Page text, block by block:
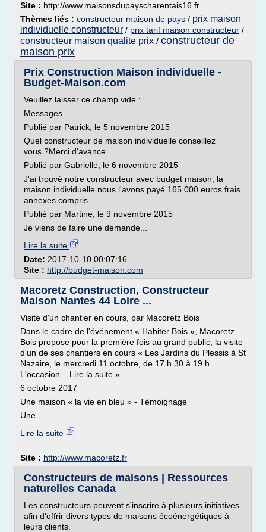
Site : http://www.maisonsdupayscharentais16.fr
Thèmes liés : constructeur maison de pays / prix maison
individuelle constructeur / prix tarif maison constructeur /
constructeur maison qualite prix / constructeur de
maison prix
Prix Construction Maison individuelle -
Budget-Maison.com
Veuillez laisser ce champ vide :
Messages
Publié par Patrick, le 5 novembre 2015
Quel constructeur de maison individuelle conseillez
vous ?Merci d'avance
Publié par Gabrielle, le 6 novembre 2015
J'ai trouvé notre constructeur avec budget maison, la
maison individuelle nous l'avons payé 165 000 euros frais
annexes compris
Publié par Martine, le 9 novembre 2015
Je viens de faire une demande...
Lire la suite
Date: 2017-10-10 00:07:16
Site : http://budget-maison.com
Macoretz Construction, Constructeur
Maison Nantes 44 Loire ...
Visite d'un chantier en cours, par Macoretz Bois
Dans le cadre de l'événement « Habiter Bois », Macoretz
Bois propose pour la première fois au grand public, la visite
d'un de ses chantiers en cours « Les Jardins du Plessis à St
Nazaire, le mercredi 11 octobre, de 17 h 30 à 19 h.
L'occasion... Lire la suite »
6 octobre 2017
Une maison « la vie en bleu » - Témoignage
Une...
Lire la suite
Site : http://www.macoretz.fr
Constructeurs de maisons | Ressources
naturelles Canada
Les constructeurs peuvent s'inscrire à plusieurs initiatives
afin d'offrir divers types de maisons écoénergétiques à
leurs clients.